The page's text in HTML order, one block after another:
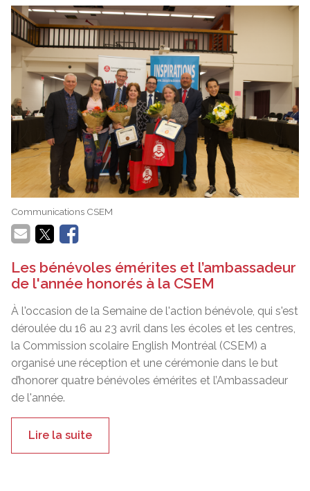
Communications CSEM
Les bénévoles émérites et l’ambassadeur
de l'année honorés à la CSEM
À l'occasion de la Semaine de l'action bénévole, qui s'est
déroulée du 16 au 23 avril dans les écoles et les centres,
la Commission scolaire English Montréal (CSEM) a
organisé une réception et une cérémonie dans le but
d’honorer quatre bénévoles émérites et l’Ambassadeur
de l'année.
Lire la suite